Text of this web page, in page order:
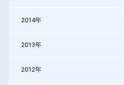
2014年
2013年
2012年